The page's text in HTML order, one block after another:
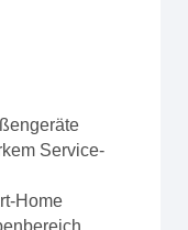
Service-
Home